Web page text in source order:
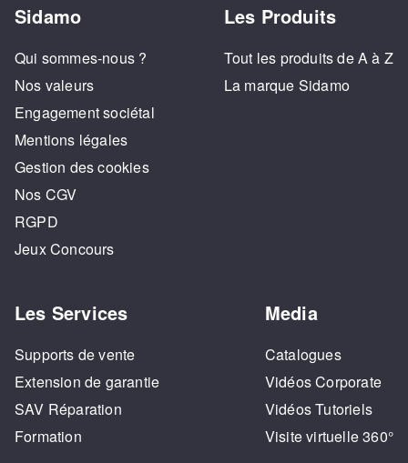
Sidamo
Qui sommes-nous ?
Nos valeurs
Engagement sociétal
Mentions légales
Gestion des cookies
Nos CGV
RGPD
Jeux Concours
Les Produits
Tout les produits de A à Z
La marque Sidamo
Les Services
Supports de vente
Extension de garantie
SAV Réparation
Formation
Media
Catalogues
Vidéos Corporate
Vidéos Tutoriels
Visite virtuelle 360°